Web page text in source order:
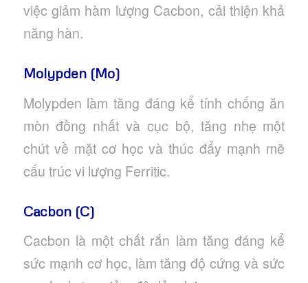
việc giảm hàm lượng Cacbon, cải thiện khả
năng hàn.
Molypden (Mo)
Molypden làm tăng đáng kể tính chống ăn
mòn đồng nhất và cục bộ, tăng nhẹ một
chút về mặt cơ học và thúc đẩy mạnh mẽ
cấu trúc vi lượng Ferritic.
Cacbon (C)
Cacbon là một chất rắn làm tăng đáng kể
sức mạnh cơ học, làm tăng độ cứng và sức